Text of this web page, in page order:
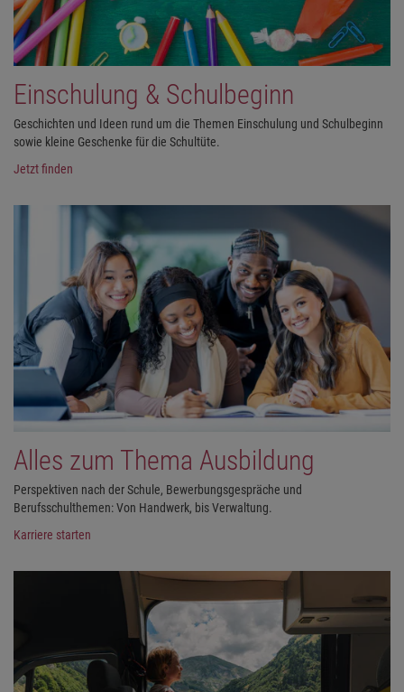
Einschulung & Schulbeginn
Geschichten und Ideen rund um die Themen Einschulung und Schulbeginn
sowie kleine Geschenke für die Schultüte.
Jetzt finden
Alles zum Thema Ausbildung
Perspektiven nach der Schule, Bewerbungsgespräche und
Berufsschulthemen: Von Handwerk, bis Verwaltung.
Karriere starten